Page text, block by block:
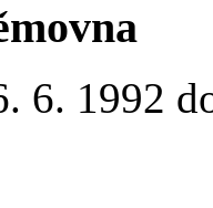
6. 1992